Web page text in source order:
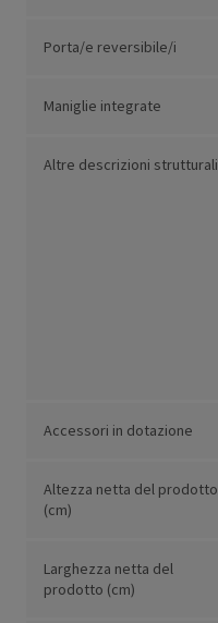
Porta/e reversibile/i
Maniglie integrate
Altre descrizioni strutturali
Accessori in dotazione
Altezza netta del prodotto
(cm)
Larghezza netta del
prodotto (cm)